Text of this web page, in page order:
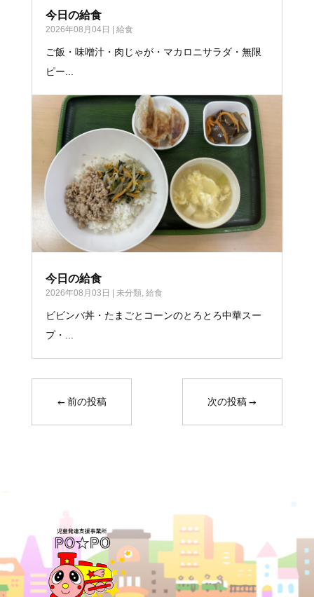
今日の給食
2026年08月04日 給食
ご飯・味噌汁・肉じゃが・マカロニサラダ・無限
ピー...
今日の給食
2026年08月03日 未分類, 給食
ビビンバ丼・たまごとコーンのとろとろ中華スー
プ・...
←前の投稿 次の投稿→